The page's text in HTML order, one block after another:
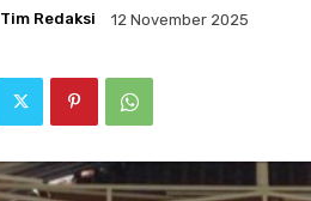
Tim Redaksi 12 November 2025